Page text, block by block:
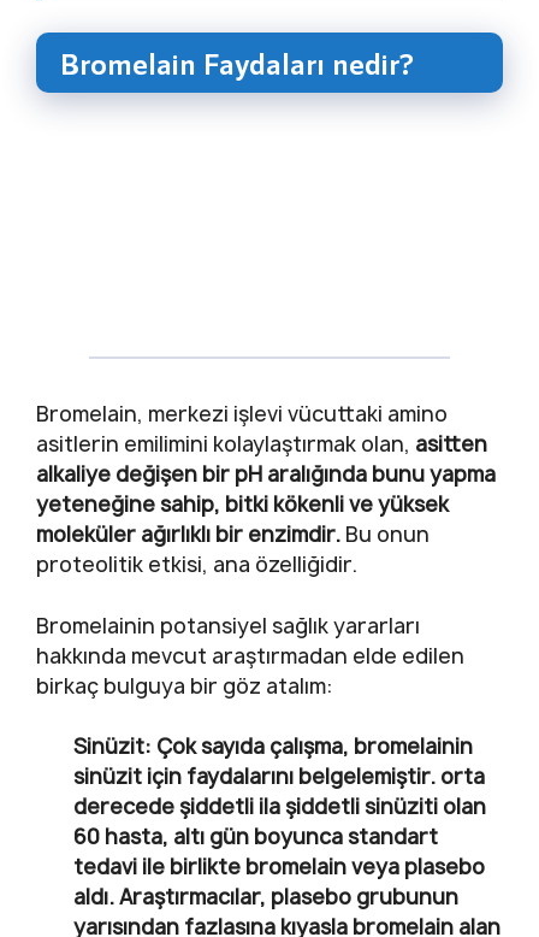
Bromelain Faydaları nedir?
Bromelain, merkezi işlevi vücuttaki amino
asitlerin emilimini kolaylaştırmak olan, asitten
alkaliye değişen bir pH aralığında bunu yapma
yeteneğine sahip, bitki kökenli ve yüksek
moleküler ağırlıklı bir enzimdir. Bu onun
proteolitik etkisi, ana özelliğidir.
Bromelainin potansiyel sağlık yararları
hakkında mevcut araştırmadan elde edilen
birkaç bulguya bir göz atalım:
Sinüzit: Çok sayıda çalışma, bromelainin
sinüzit için faydalarını belgelemiştir. orta
derecede şiddetli ila şiddetli sinüziti olan
60 hasta, altı gün boyunca standart
tedavi ile birlikte bromelain veya plasebo
aldı.Araştırmacılar, plasebo grubunun
yarısından fazlasına kıyasla bromelain alan